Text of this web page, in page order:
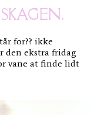
for?? ikke
den ekstra fridag
vane at finde lidt